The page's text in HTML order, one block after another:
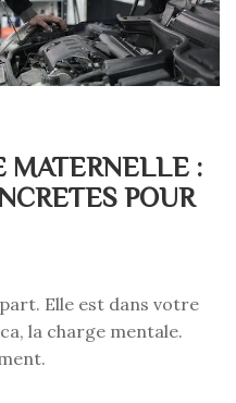
MATERNELLE :
POUR
Elle est dans votre
la charge mentale.